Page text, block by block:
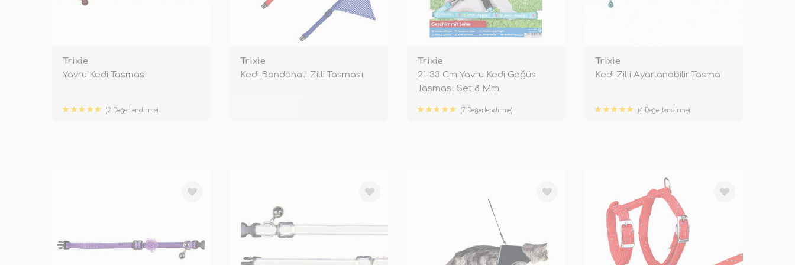
Trixie
Yavru Kedi Tasması
(2 Değerlendirme)
Trixie
Kedi Bandanalı Zilli Tasması
Trixie
21-33 Cm Yavru Kedi Göğüs
Tasması Set 8 Mm
(7 Değerlendirme)
Trixie
Kedi Zilli Ayarlanabilir Tasma
(4 Değerlendirme)